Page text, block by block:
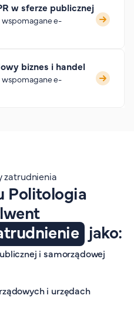
w sferze publicznej
e-
biznes i handel
e-
zatrudnienia
Politologia
jako:
i samorządowej
i urzędach